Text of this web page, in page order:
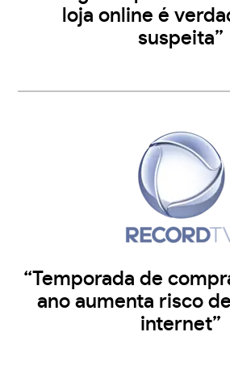
loja online é
suspeita”
“Temporada de
ano aumenta risco
internet”